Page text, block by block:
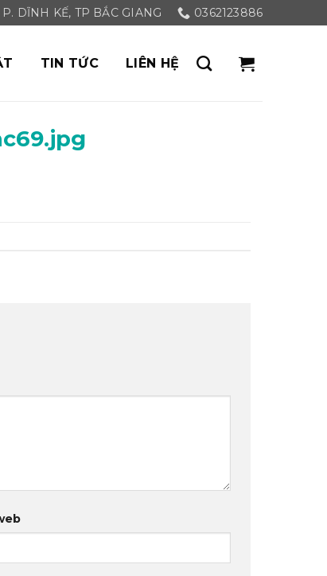
DĨNH KẾ, TP BẮC GIANG 0362123886
TIN TỨC LIÊN HỆ